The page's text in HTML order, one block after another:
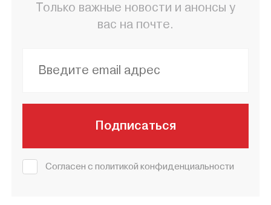
Только важные новости и анонсы у
вас на почте.
Подписаться
Согласен с политикой конфиденциальности